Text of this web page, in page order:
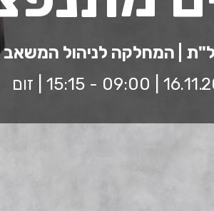
| המחלקה לניהול המשאב